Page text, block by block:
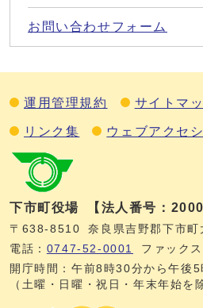
お問い合わせフォーム
運用管理規約 サイトマ
リンク集 ウェブアクセ
下市町役場 【法人番号：
〒638-8510
奈良県吉野郡下市
電話： 0747‐52‐0001
ファック
開庁時間：午前8時30分から午後
（土曜・日曜・祝日・年末年始を